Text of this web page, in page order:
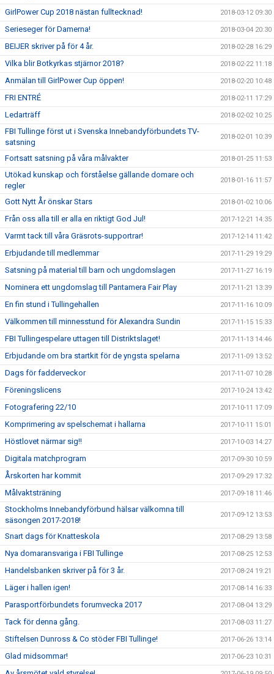
GirlPower Cup 2018 nästan fulltecknad! 2018-03-12 09:30
Serieseger för Damerna! 2018-03-04 20:30
BEIJER skriver på för 4 år. 2018-02-28 16:29
Vilka blir Botkyrkas stjärnor 2018? 2018-02-22 11:18
Anmälan till GirlPower Cup öppen! 2018-02-20 10:48
FRI ENTRÉ 2018-02-11 17:29
Ledarträff 2018-02-02 10:25
FBI Tullinge först ut i Svenska Innebandyförbundets TV-
satsning
2018-02-01 10:39
Fortsatt satsning på våra målvakter 2018-01-25 11:53
Utökad kunskap och förståelse gällande domare och
regler
2018-01-16 11:57
Gott Nytt År önskar Stars 2018-01-02 10:06
Från oss alla till er alla en riktigt God Jul! 2017-12-21 14:35
Varmt tack till våra Gräsrots-supportrar! 2017-12-14 11:42
Erbjudande till medlemmar 2017-11-29 19:29
Satsning på material till barn och ungdomslagen 2017-11-27 16:19
Nominera ett ungdomslag till Pantamera Fair Play 2017-11-21 13:39
En fin stund i Tullingehallen 2017-11-16 10:09
Välkommen till minnesstund för Alexandra Sundin 2017-11-15 15:33
FBI Tullingespelare uttagen till Distriktslaget! 2017-11-13 14:46
Erbjudande om bra startkit för de yngsta spelarna 2017-11-09 13:52
Dags för fadderveckor 2017-11-07 10:28
Föreningslicens 2017-10-24 13:42
Fotografering 22/10 2017-10-11 17:09
Komprimering av spelschemat i hallarna 2017-10-11 15:01
Höstlovet närmar sig!! 2017-10-03 14:27
Digitala matchprogram 2017-09-30 10:59
Årskorten har kommit 2017-09-29 17:32
Målvaktsträning 2017-09-18 11:46
Stockholms Innebandyförbund hälsar välkomna till
säsongen 2017-2018!
2017-09-12 13:53
Snart dags för Knatteskola 2017-08-29 13:58
Nya domaransvariga i FBI Tullinge 2017-08-25 12:53
Handelsbanken skriver på för 3 år. 2017-08-24 19:21
Läger i hallen igen! 2017-08-14 16:33
Parasportförbundets forumvecka 2017 2017-08-04 13:29
Tack för denna gång. 2017-08-03 11:27
Stiftelsen Dunross & Co stöder FBI Tullinge! 2017-06-26 13:14
Glad midsommar! 2017-06-23 10:31